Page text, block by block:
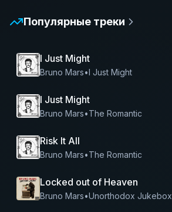
Популярные треки
I Just Might
Bruno Mars•I Just Might
I Just Might
Bruno Mars•The Romantic
Risk It All
Bruno Mars•The Romantic
Locked out of Heaven
Bruno Mars•Unorthodox Jukebox